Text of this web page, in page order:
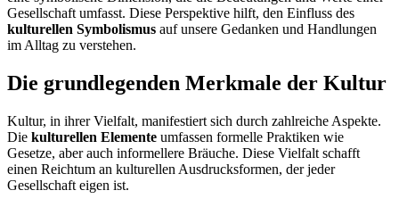
Gesellschaft umfasst. Diese Perspektive hilft, den Einfluss des
kulturellen Symbolismus auf unsere Gedanken und Handlungen
im Alltag zu verstehen.
Die grundlegenden Merkmale der Kultur
Kultur, in ihrer Vielfalt, manifestiert sich durch zahlreiche Aspekte.
Die kulturellen Elemente umfassen formelle Praktiken wie
Gesetze, aber auch informellere Bräuche. Diese Vielfalt schafft
einen Reichtum an kulturellen Ausdrucksformen, der jeder
Gesellschaft eigen ist.